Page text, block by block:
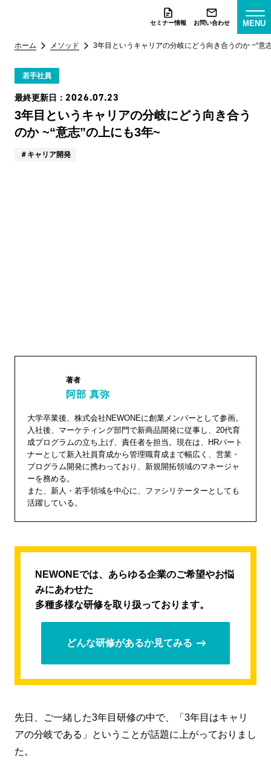
セミナー情報 お問い合わせ MENU
ホーム メソッド 3年目というキャリアの分岐にどう向き合うのか ~“意
若手社員
最終更新日： 2026.07.23
3年目というキャリアの分岐にどう向き合う
のか ~“意志”の上にも3年~
キャリア開発
阿部 真
弥"
width="1
04"
height="
104">
著者
阿部 真弥
大学卒業後、株式会社NEWONEに創業メンバーとして参画。
入社後、マーケティング部門で新商品開発に従事し、20代育
成プログラムの立ち上げ、責任者を担当。現在は、HRパート
ナーとして新入社員育成から管理職育成まで幅広く、営業・
プログラム開発に携わっており、新規開拓領域のマネージャ
ーを務める。
また、新人・若手領域を中心に、ファシリテーターとしても
活躍している。
NEWONEでは、あらゆる企業のご希望やお悩
みにあわせた
多種多様な研修を取り扱っております。
どんな研修があるか見てみる
先日、ご一緒した3年目研修の中で、「3年目はキャリ
アの分岐である」ということが話題に上がっておりまし
た。